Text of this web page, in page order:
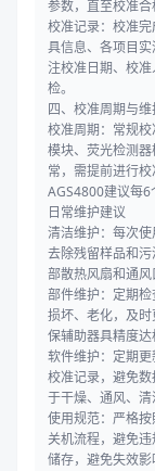
参数，直至校准合
校准记录：校准
具信息、各项目
注校准日期、校
检。
四、校准周期与维
校准周期：常规
模块、荧光检测
常，需提前进行
AGS4800建议每6
日常维护建议
清洁维护：每次使
去除残留样品和
部散热风扇和通风
部件维护：定期
损坏、老化，及
保辅助器具精度达
软件维护：定期
校准记录，避免
于干燥、通风、清
使用规范：严格
关机流程，避免
储存，避免失效影